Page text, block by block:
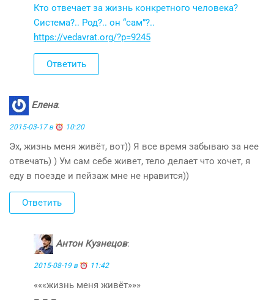
Кто отвечает за жизнь конкретного человека?
Система?.. Род?.. он “сам”?..
https://vedavrat.org/?p=9245
Ответить
Елена:
2015-03-17 в 10:20
Эх, жизнь меня живёт, вот)) Я все время забываю за нее
отвечать) ) Ум сам себе живет, тело делает что хочет, я
еду в поезде и пейзаж мне не нравится))
Ответить
Антон Кузнецов:
2015-08-19 в 11:42
«««жизнь меня живёт»»»
– – –